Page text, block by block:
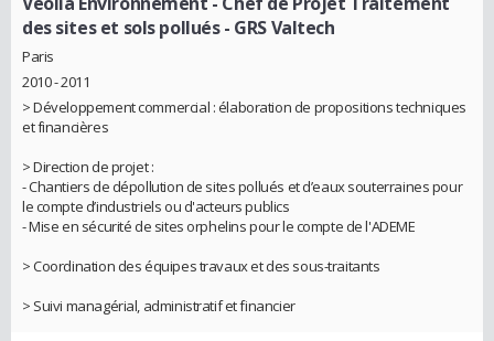
des sites et sols pollués - GRS Valtech
Paris
2010 - 2011
> Développement commercial : élaboration de propositions techniques
et financières
> Direction de projet :
- Chantiers de dépollution de sites pollués et d’eaux souterraines pour
le compte d’industriels ou d'acteurs publics
- Mise en sécurité de sites orphelins pour le compte de l'ADEME
> Coordination des équipes travaux et des sous-traitants
> Suivi managérial, administratif et financier